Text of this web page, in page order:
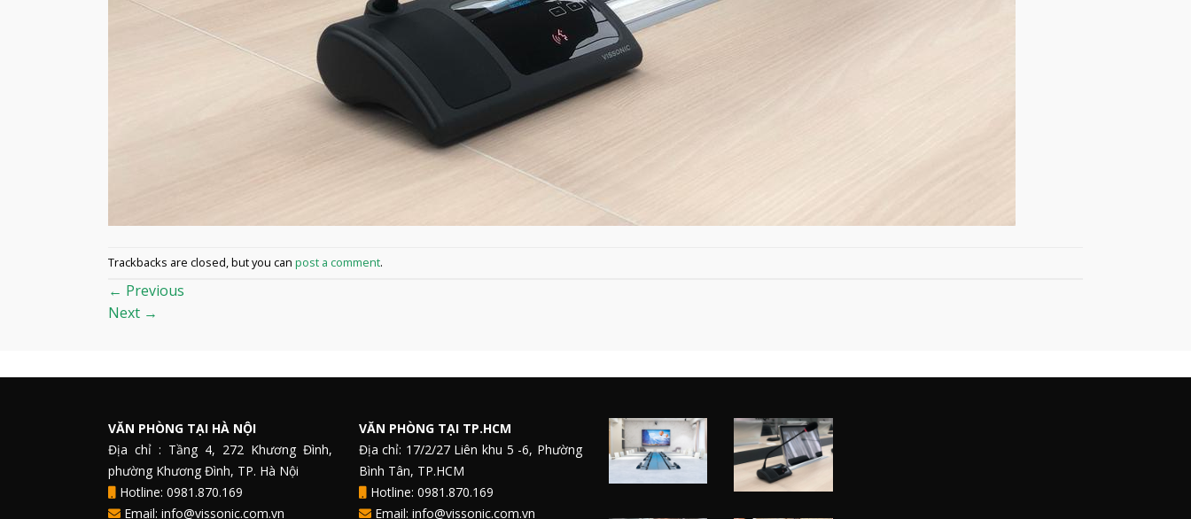
Trackbacks are closed, but you can post a comment.
← Previous
Next →
VĂN PHÒNG TẠI HÀ NỘI
Địa chỉ : Tầng 4, 272 Khương Đình,
phường Khương Đình, TP. Hà Nội
Hotline: 0981.870.169
Email: info@vissonic.com.vn
VĂN PHÒNG TẠI TP.HCM
Địa chỉ: 17/2/27 Liên khu 5 -6, Phường
Bình Tân, TP.HCM
Hotline: 0981.870.169
Email: info@vissonic.com.vn